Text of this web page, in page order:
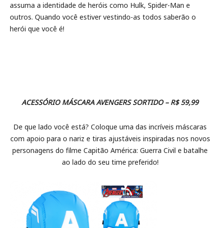
assuma a identidade de heróis como Hulk, Spider-Man e
outros. Quando você estiver vestindo-as todos saberão o
herói que você é!
ACESSÓRIO MÁSCARA AVENGERS SORTIDO – R$ 59,99
De que lado você está? Coloque uma das incríveis máscaras
com apoio para o nariz e tiras ajustáveis inspiradas nos novos
personagens do filme Capitão América: Guerra Civil e batalhe
ao lado do seu time preferido!